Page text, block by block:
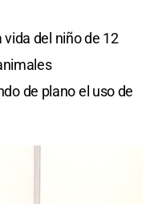
del niño de 12
de plano el uso de